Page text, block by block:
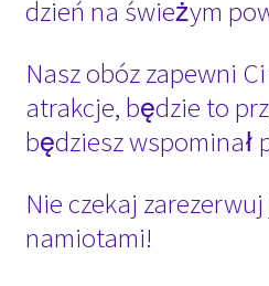
dzień na świeżym
Nasz obóz zapewni
atrakcje, będzie to
będziesz wspominał
Nie czekaj
namiotami!